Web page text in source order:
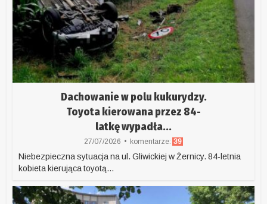
Dachowanie w polu kukurydzy.
Toyota kierowana przez 84-
latkę wypadła...
27/07/2026 komentarze: 39
Niebezpieczna sytuacja na ul. Gliwickiej w Żernicy. 84-letnia
kobieta kierująca toyotą...